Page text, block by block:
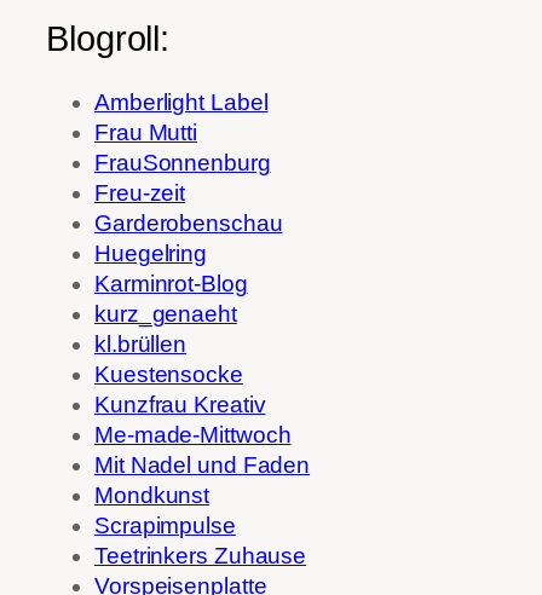
Blogroll:
Amberlight Label
Frau Mutti
FrauSonnenburg
Freu-zeit
Garderobenschau
Huegelring
Karminrot-Blog
kurz_genaeht
kl.brüllen
Kuestensocke
Kunzfrau Kreativ
Me-made-Mittwoch
Mit Nadel und Faden
Mondkunst
Scrapimpulse
Teetrinkers Zuhause
Vorspeisenplatte